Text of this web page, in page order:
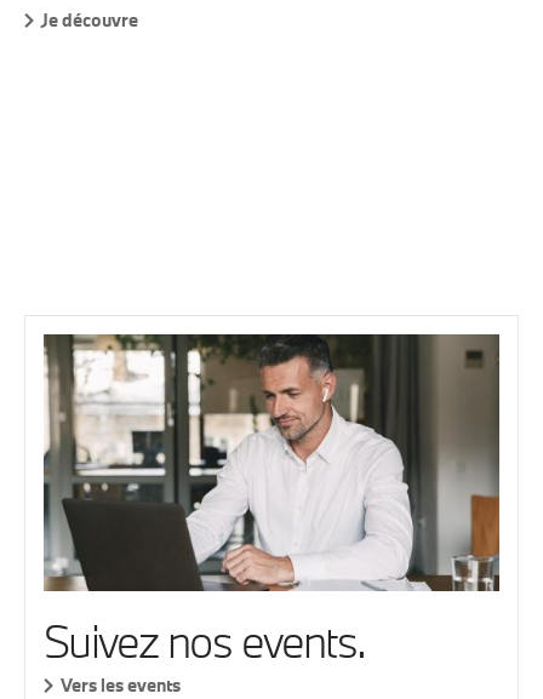
Je découvre
Suivez nos events.
Vers les events